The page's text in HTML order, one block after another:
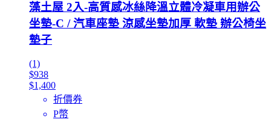
藻土屋 2入-高質感冰絲降溫立體冷凝車用辦公
坐墊-C / 汽車座墊 涼感坐墊加厚 軟墊 辦公椅坐
墊子
(1)
$938
$1,400
折價券
P幣